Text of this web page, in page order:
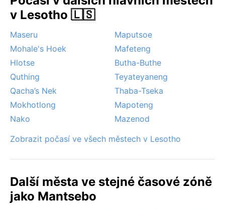
v Lesotho 🇱🇸
Maseru
Maputsoe
Mohale's Hoek
Mafeteng
Hlotse
Butha-Buthe
Quthing
Teyateyaneng
Qacha’s Nek
Thaba-Tseka
Mokhotlong
Mapoteng
Nako
Mazenod
Zobrazit počasí ve všech městech v Lesotho
Další města ve stejné časové zóně
jako Mantsebo